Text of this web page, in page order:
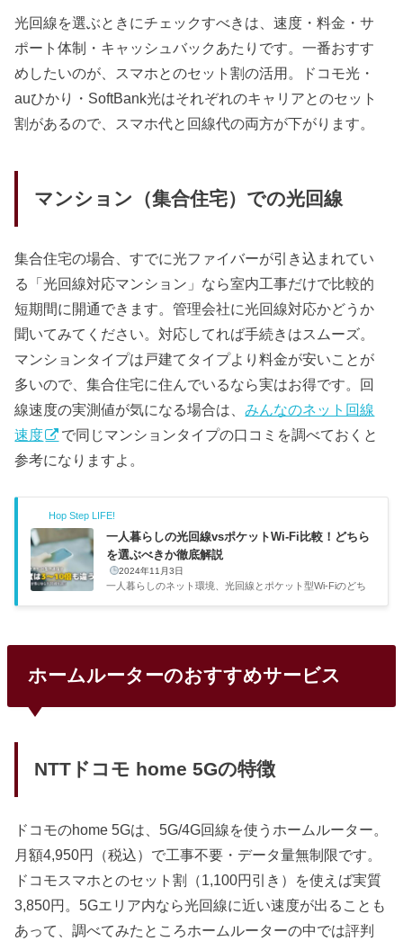
光回線を選ぶときにチェックすべきは、速度・料金・サ
ポート体制・キャッシュバックあたりです。一番おすす
めしたいのが、スマホとのセット割の活用。ドコモ光・
auひかり・SoftBank光はそれぞれのキャリアとのセット
割があるので、スマホ代と回線代の両方が下がります。
マンション（集合住宅）での光回線
集合住宅の場合、すでに光ファイバーが引き込まれてい
る「光回線対応マンション」なら室内工事だけで比較的
短期間に開通できます。管理会社に光回線対応かどうか
聞いてみてください。対応してれば手続きはスムーズ。
マンションタイプは戸建てタイプより料金が安いことが
多いので、集合住宅に住んでいるなら実はお得です。回
線速度の実測値が気になる場合は、みんなのネット回線
速度
で同じマンションタイプの口コミを調べておくと
参考になりますよ。
Hop Step LIFE!
一人暮らしの光回線vsポケットWi-Fi比較！どちら
を選ぶべきか徹底解説
2024年11月3日
一人暮らしのネット環境、光回線とポケット型Wi-Fiのどち
徹底的に比較したので、まとめておきます。項目光回線ポケ
0〜500Mbps10〜150Mbps安定性◎△工事必要（2〜4週間）
動画・ゲーム外出多い・短期利用判定◎ 安定重視○ 手軽さ
ホームルーターのおすすめサービス
NTTドコモ home 5Gの特徴
ドコモのhome 5Gは、5G/4G回線を使うホームルーター。
月額4,950円（税込）で工事不要・データ量無制限です。
ドコモスマホとのセット割（1,100円引き）を使えば実質
3,850円。5Gエリア内なら光回線に近い速度が出ることも
あって、調べてみたところホームルーターの中では評判